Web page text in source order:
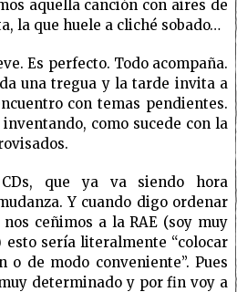
aquella canción con aires de
la que huele a cliché sobado…
Es perfecto. Todo acompaña.
una tregua y la tarde invita a
con temas pendientes.
como sucede con la
que ya va siendo hora
Y cuando digo ordenar
ceñimos a la RAE (soy muy
esto sería literalmente “colocar
o de modo conveniente”. Pues
determinado y por fin voy a